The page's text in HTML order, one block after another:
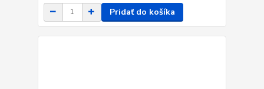
Pridať do košíka